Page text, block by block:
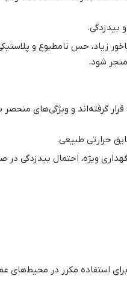
بیدزدگی.
زیاد، حس نامطبوع و
شود.
گرفته‌اند و ویژگی‌های منحصر
حرارتی طبیعی.
ویژه، احتمال بیدزدگی
استفاده مکرر در محیط‌های